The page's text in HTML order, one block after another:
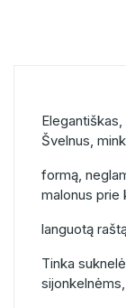
Švelnus,
formą,
malonus prie
languotą
Tinka